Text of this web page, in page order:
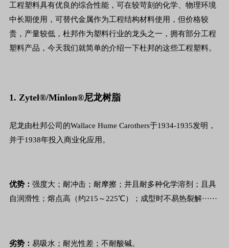
工程塑料具有优良的综合性能，可在较苛刻的化学、物理环境
中长期使用，可替代金属作为工程结构材料使用，但价格较
贵，产量较低，杜邦作为塑料行业的龙头之一，拥有部分工程
塑料产品，今天我们就简单的介绍一下杜邦的这些工程塑料。
1. Zytel®/Minlon®尼龙树脂
尼龙由杜邦公司的Wallace Hume Carothers于1934-1935发明，
并于1938年投入商业化应用。
优势： 强度大；耐冲击；耐摩擦；并且耐多种化学溶剂；且具
自润滑性；熔点高（约215～225℃）；成型时不易热裂解······
劣势： 易吸水；耐光性差；不耐酸碱。